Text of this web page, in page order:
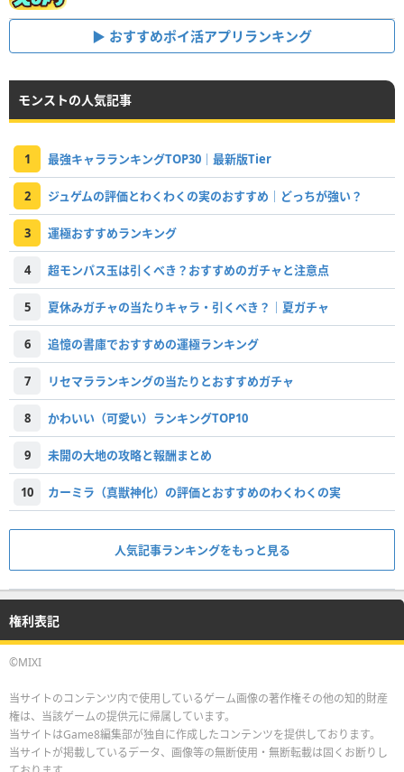
おすすめポイ活アプリランキング
モンストの人気記事
1 最強キャラランキングTOP30｜最新版Tier
2 ジュゲムの評価とわくわくの実のおすすめ｜どっちが強い？
3 運極おすすめランキング
4 超モンパス玉は引くべき？おすすめのガチャと注意点
5 夏休みガチャの当たりキャラ・引くべき？｜夏ガチャ
6 追憶の書庫でおすすめの運極ランキング
7 リセマラランキングの当たりとおすすめガチャ
8 かわいい（可愛い）ランキングTOP10
9 未開の大地の攻略と報酬まとめ
10 カーミラ（真獣神化）の評価とおすすめのわくわくの実
人気記事ランキングをもっと見る
権利表記
©MIXI
当サイトのコンテンツ内で使用しているゲーム画像の著作権その他の知的財産
権は、当該ゲームの提供元に帰属しています。
当サイトはGame8編集部が独自に作成したコンテンツを提供しております。
当サイトが掲載しているデータ、画像等の無断使用・無断転載は固くお断りし